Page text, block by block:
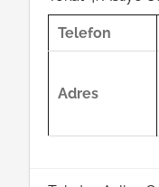
Telefon
Adres